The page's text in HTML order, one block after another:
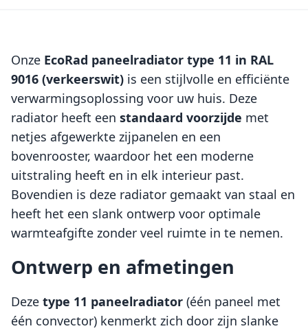
Onze EcoRad paneelradiator type 11 in RAL
9016 (verkeerswit) is een stijlvolle en efficiënte
verwarmingsoplossing voor uw huis. Deze
radiator heeft een standaard voorzijde met
netjes afgewerkte zijpanelen en een
bovenrooster, waardoor het een moderne
uitstraling heeft en in elk interieur past.
Bovendien is deze radiator gemaakt van staal en
heeft het een slank ontwerp voor optimale
warmteafgifte zonder veel ruimte in te nemen.
Ontwerp en afmetingen
Deze type 11 paneelradiator (één paneel met
één convector) kenmerkt zich door zijn slanke